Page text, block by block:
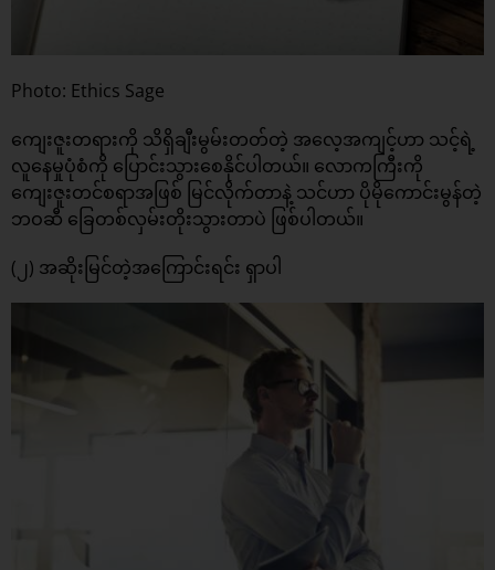
Photo: Ethics Sage
ကျေးဇူးတရားကို သိရှိချီးမွမ်းတတ်တဲ့ အလေ့အကျင့်ဟာ သင့်ရဲ့
လူနေမှုပုံစံကို ပြောင်းသွားစေနိုင်ပါတယ်။ လောကကြီးကို
ကျေးဇူးတင်စရာအဖြစ် မြင်လိုက်တာနဲ့ သင်ဟာ ပိုမိုကောင်းမွန်တဲ့
ဘဝဆီ ခြေတစ်လှမ်းတိုးသွားတာပဲ ဖြစ်ပါတယ်။
(၂) အဆိုးမြင်တဲ့အကြောင်းရင်း ရှာပါ